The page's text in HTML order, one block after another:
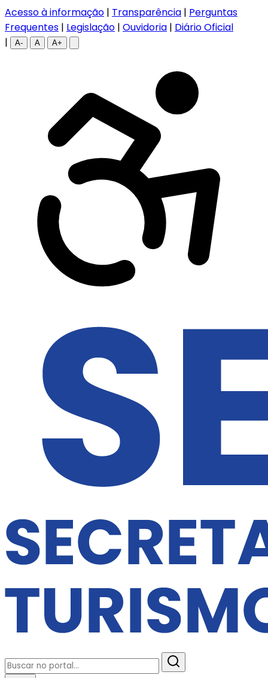
Acesso à informação | Transparência | Perguntas
Frequentes | Legislação | Ouvidoria | Diário Oficial
|
A- A A+